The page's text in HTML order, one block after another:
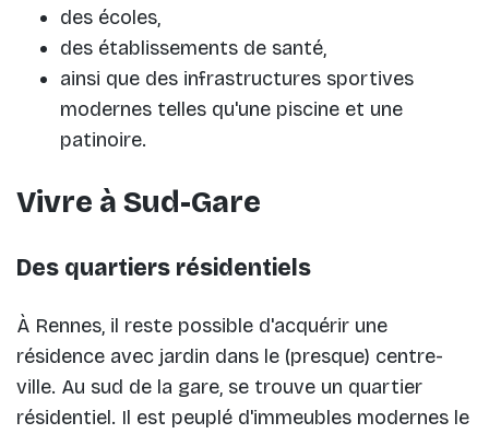
des écoles,
des établissements de santé,
ainsi que des infrastructures sportives
modernes telles qu'une piscine et une
patinoire.
Vivre à Sud-Gare
Des quartiers résidentiels
À Rennes, il reste possible d'acquérir une
résidence avec jardin dans le (presque) centre-
ville. Au sud de la gare, se trouve un quartier
résidentiel. Il est peuplé d'immeubles modernes le